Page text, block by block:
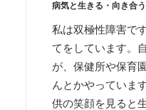
病気と生きる・向き合う
私は双極性障害で
てをしています。
が、保健所や保育
んとかやっていま
供の笑顔を見ると